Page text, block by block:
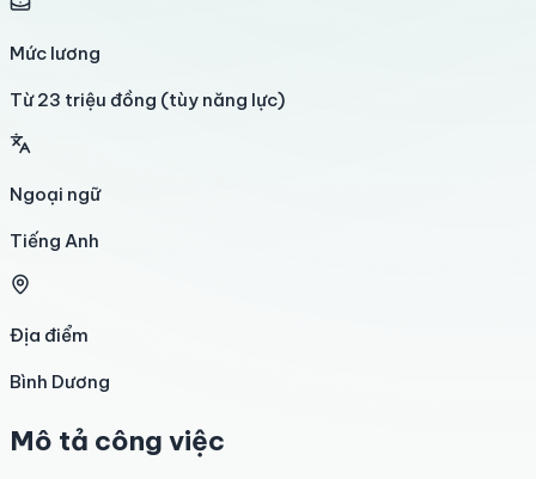
Mức lương
Từ 23 triệu đồng (tùy năng lực)
Ngoại ngữ
Tiếng Anh
Địa điểm
Bình Dương
Mô tả công việc